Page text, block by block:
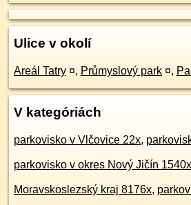
Ulice v okolí
Areál Tatry ¤, Průmyslový park ¤,
V kategóriách
parkovisko v Vlčovice 22x,
parkovisko v okres Nový Jičín 1540x
Moravskoslezský kraj 8176x,